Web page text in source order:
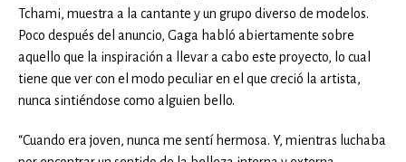
Tchami, muestra a la cantante y un grupo diverso de modelos.
Poco después del anuncio, Gaga habló abiertamente sobre
aquello que la inspiración a llevar a cabo este proyecto, lo cual
tiene que ver con el modo peculiar en el que creció la artista,
nunca sintiéndose como alguien bello.
“Cuando era joven, nunca me sentí hermosa. Y, mientras luchaba